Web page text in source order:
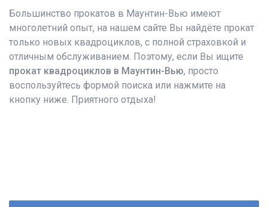
Большинство прокатов в Маунтин-Вью имеют
многолетний опыт, на нашем сайте Вы найдёте прокат
только новых квадроциклов, с полной страховкой и
отличным обслуживанием. Поэтому, если Вы ищите
прокат квадроциклов в Маунтин-Вью, просто
воспользуйтесь формой поиска или нажмите на
кнопку ниже. Приятного отдыха!